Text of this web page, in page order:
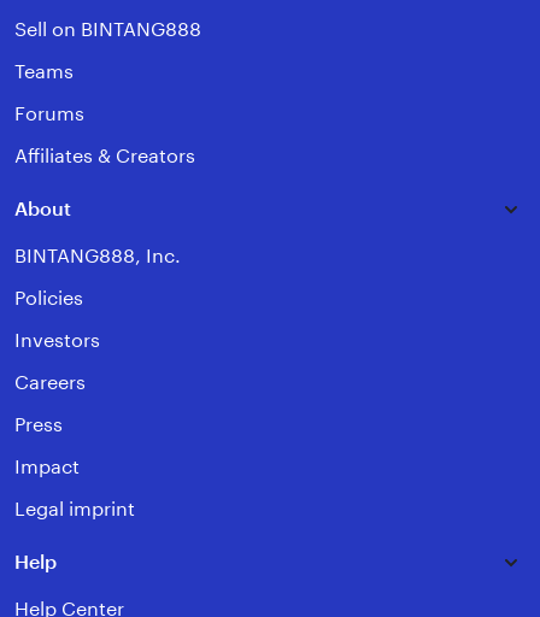
Sell on BINTANG888
Teams
Forums
Affiliates & Creators
About
BINTANG888, Inc.
Policies
Investors
Careers
Press
Impact
Legal imprint
Help
Help Center